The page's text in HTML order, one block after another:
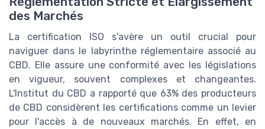
des Marchés
La certification ISO s'avère un outil crucial pour
naviguer dans le labyrinthe réglementaire associé au
CBD. Elle assure une conformité avec les législations
en vigueur, souvent complexes et changeantes.
L'Institut du CBD a rapporté que 63% des producteurs
de CBD considèrent les certifications comme un levier
pour l'accès à de nouveaux marchés. En effet, en